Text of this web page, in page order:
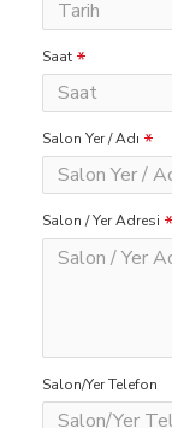
Saat
Salon Yer / Adı
Salon / Yer Adresi
Salon/Yer Telefon